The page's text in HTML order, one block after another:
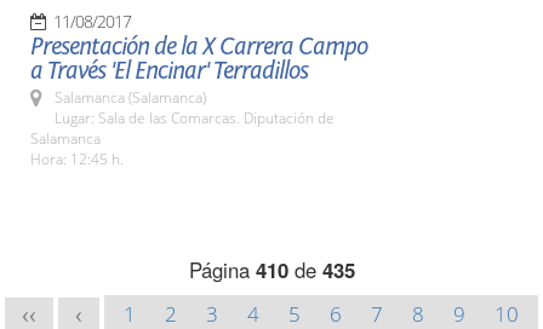
11/08/2017
Presentación de la X Carrera Campo
a Través 'El Encinar' Terradillos
Salamanca (Salamanca)
Lugar: Sala de las Comarcas. Diputación de
Salamanca
Hora: 12:45 h.
Página 410de 435
<< < 1 2 3 4 5 6 7 8 9
10